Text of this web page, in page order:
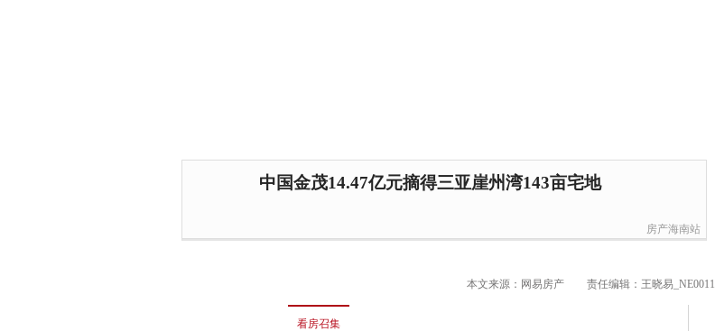
中国金茂14.47亿元摘得三亚崖州湾143亩宅地
房产海南站
本文来源：网易房产 责任编辑：王晓易_NE0011
看房召集